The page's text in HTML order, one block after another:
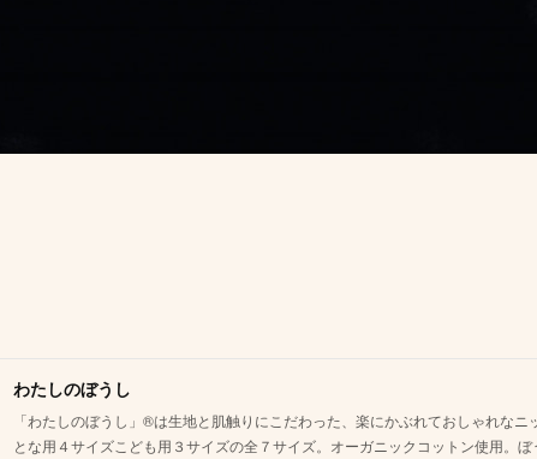
わたしのぼうし
「わたしのぼうし」®は生地と肌触りにこだわった、楽にかぶれておしゃれなニ
とな用４サイズこども用３サイズの全７サイズ。オーガニックコットン使用。